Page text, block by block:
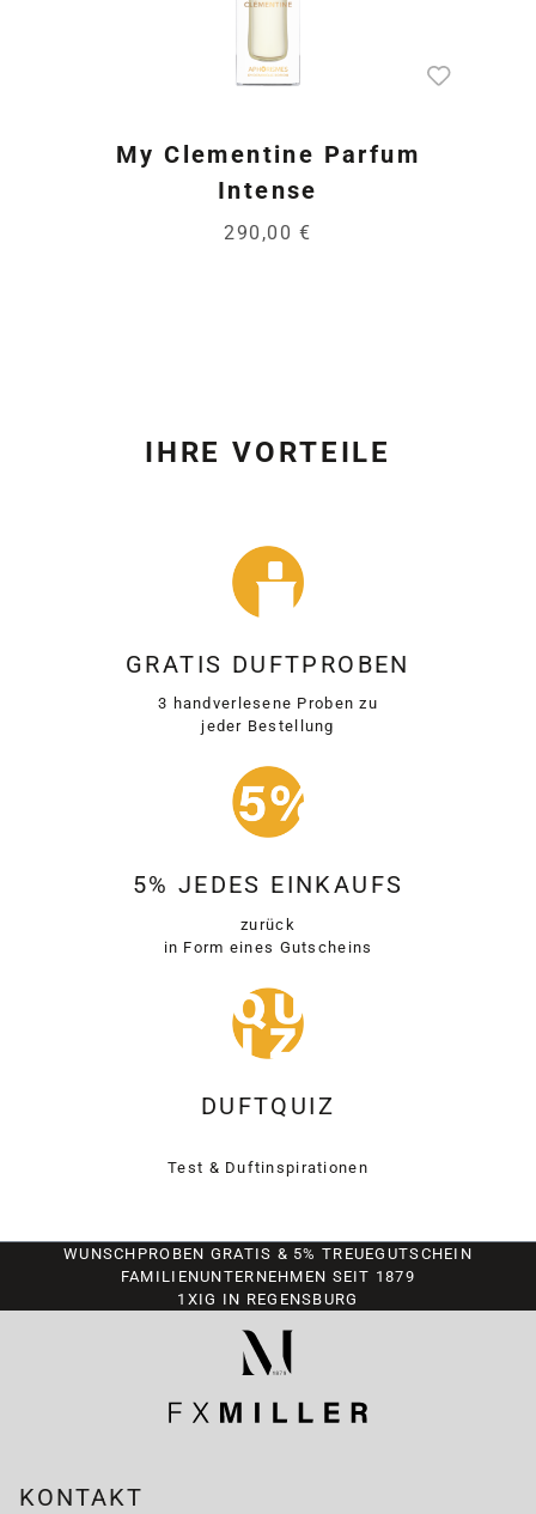
My Clementine Parfum
Intense
290,00 €
IHRE VORTEILE
GRATIS DUFTPROBEN
3 handverlesene Proben zu
jeder Bestellung
5% JEDES EINKAUFS
zurück
in Form eines Gutscheins
DUFTQUIZ
Test & Duftinspirationen
WUNSCHPROBEN GRATIS & 5% TREUEGUTSCHEIN
FAMILIENUNTERNEHMEN SEIT 1879
1XIG IN REGENSBURG
KONTAKT